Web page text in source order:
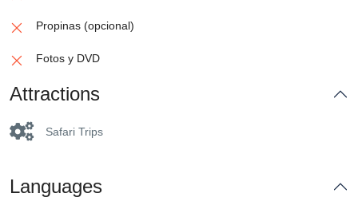
Propinas (opcional)
Fotos y DVD
Attractions
Safari Trips
Languages